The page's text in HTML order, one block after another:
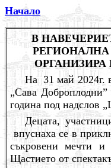
Начало
В
РЕГИОНАЛНА
O
На 31 май 2024г.
„Сава
година под надслов
Децата,
впуснаха се в
съкровени мечти
Щастието от